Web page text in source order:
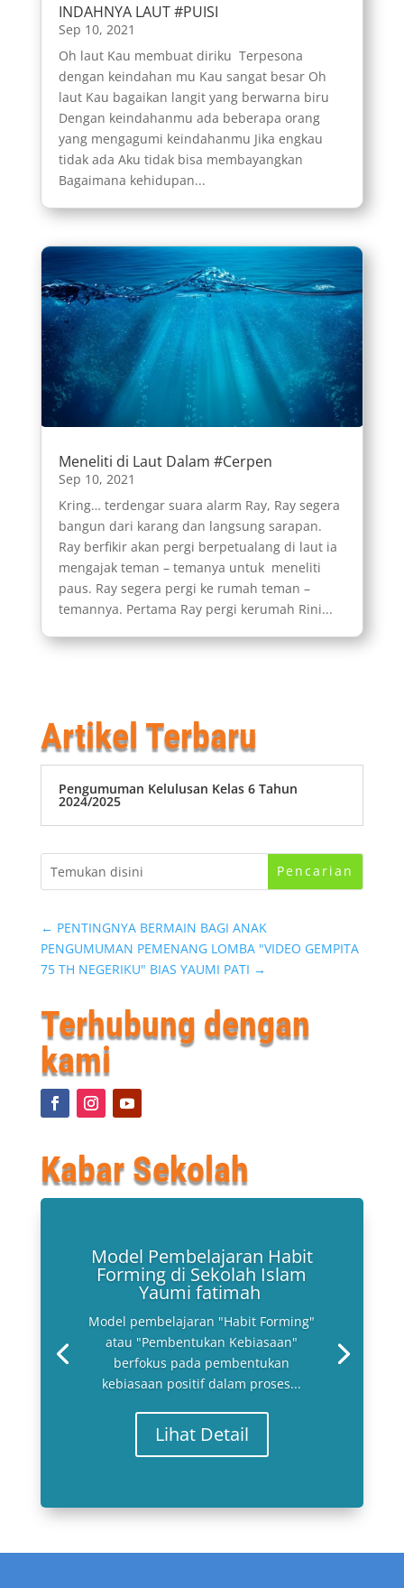
INDAHNYA LAUT #PUISI
Sep 10, 2021
Oh laut Kau membuat diriku Terpesona
dengan keindahan mu Kau sangat besar Oh
laut Kau bagaikan langit yang berwarna biru
Dengan keindahanmu ada beberapa orang
yang mengagumi keindahanmu Jika engkau
tidak ada Aku tidak bisa membayangkan
Bagaimana kehidupan...
Meneliti di Laut Dalam #Cerpen
Sep 10, 2021
Kring… terdengar suara alarm Ray, Ray segera
bangun dari karang dan langsung sarapan.
Ray berfikir akan pergi berpetualang di laut ia
mengajak teman – temanya untuk meneliti
paus. Ray segera pergi ke rumah teman –
temannya. Pertama Ray pergi kerumah Rini...
Artikel Terbaru
Pengumuman Kelulusan Kelas 6 Tahun
2024/2025
← PENTINGNYA BERMAIN BAGI ANAK
PENGUMUMAN PEMENANG LOMBA "VIDEO GEMPITA
75 TH NEGERIKU" BIAS YAUMI PATI →
Terhubung dengan
kami
Kabar Sekolah
Model Pembelajaran Habit
Forming di Sekolah Islam
Yaumi fatimah
Model pembelajaran "Habit Forming"
atau "Pembentukan Kebiasaan"
berfokus pada pembentukan
kebiasaan positif dalam proses...
Lihat Detail